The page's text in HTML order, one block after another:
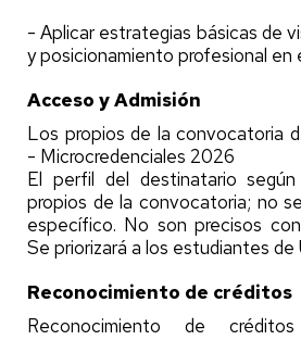
- Aplicar estrategias básicas de
y posicionamiento profesional en
Acceso y Admisión
Los propios de la convocatoria
- Microcredenciales 2026
El perfil del destinatario según
propios de la convocatoria; no
específico. No son precisos
Se priorizará a los estudiantes de
Reconocimiento de créditos
Reconocimiento de